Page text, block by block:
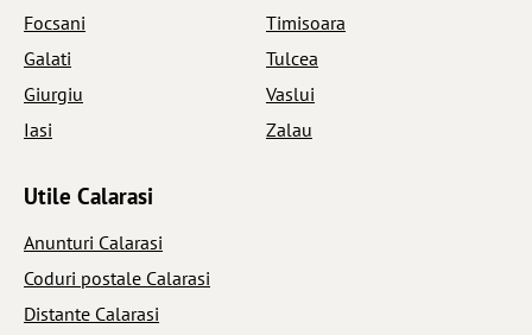
Focsani
Galati
Giurgiu
Iasi
Timisoara
Tulcea
Vaslui
Zalau
Utile Calarasi
Anunturi Calarasi
Coduri postale Calarasi
Distante Calarasi